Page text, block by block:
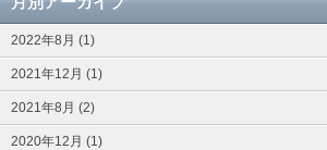
2022年8月 (1)
2021年12月 (1)
2021年8月 (2)
2020年12月 (1)